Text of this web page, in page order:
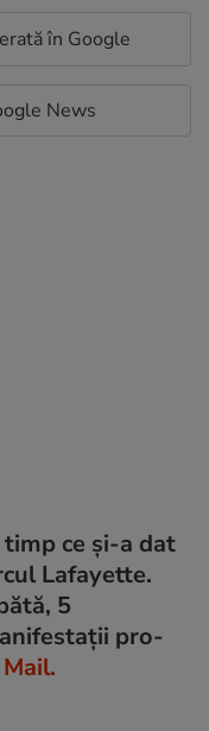
în Google
News
ce și-a dat
Lafayette.
5
pro-